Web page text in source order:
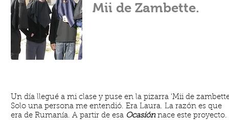
Mii de Zambette.
Un día llegué a mi clase y puse en la pizarra 'Mii de
Solo una persona me entendió. Era Laura. La razón es que
era de Rumanía. A partir de esa Ocasiónnace este proyecto.